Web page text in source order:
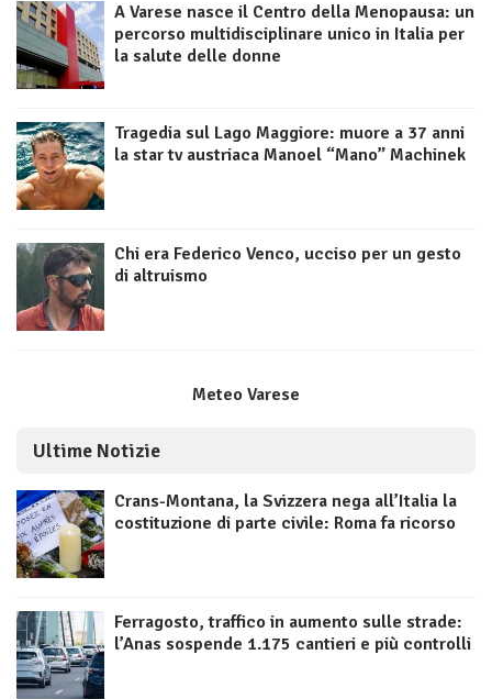
A Varese nasce il Centro della Menopausa: un
percorso multidisciplinare unico in Italia per
la salute delle donne
Tragedia sul Lago Maggiore: muore a 37 anni
la star tv austriaca Manoel “Mano” Machinek
Chi era Federico Venco, ucciso per un gesto
di altruismo
Meteo Varese
Ultime Notizie
Crans-Montana, la Svizzera nega all’Italia la
costituzione di parte civile: Roma fa ricorso
Ferragosto, traffico in aumento sulle strade:
l’Anas sospende 1.175 cantieri e più controlli